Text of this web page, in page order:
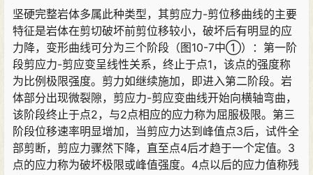
坚硬完整岩体多属此种类型，其剪应力-剪位移曲线的主要
特征是岩体在剪切破坏前剪位移较小，破坏后有明显的应
力降，变形曲线可分为三个阶段（图10-7中①）：第一阶
段剪应力-剪应变呈线性关系，终止于点1，该点的强度称
为比例极限强度。剪力如继续施加，即进入第二阶段。岩
体部分出现微裂隙，剪应力-剪应变曲线开始向横轴弯曲，
该阶段终止于点2，与2点相应的应力称为屈服极限。第三
阶段位移速率明显增加，当剪应力达到峰值点3后，试件全
部剪断，剪应力骤然下降，直至点4后才趋于一个定值。3
点的应力称为破坏极限或峰值强度。4点以后的应力值称残